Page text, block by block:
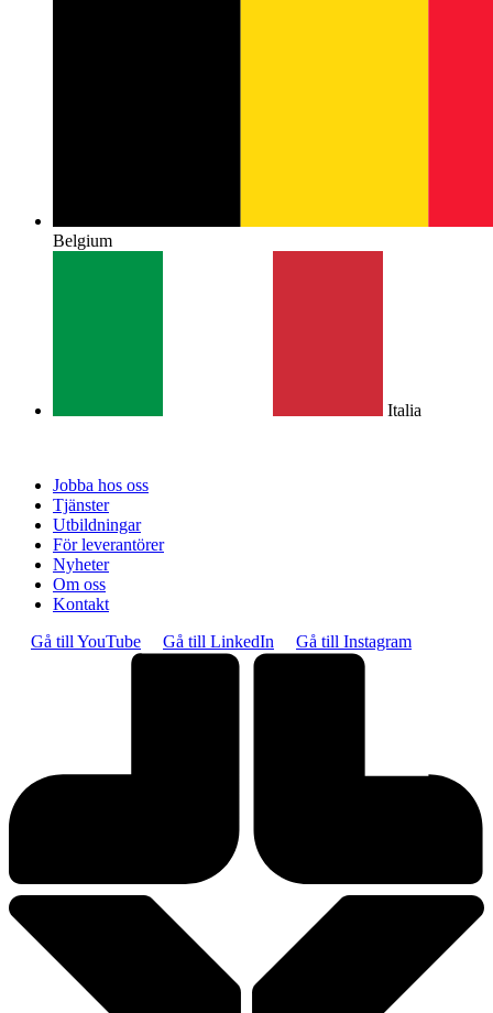
Belgium
Italia
Jobba hos oss
Tjänster
Utbildningar
För leverantörer
Nyheter
Om oss
Kontakt
Gå till YouTube
Gå till LinkedIn Gå till Instagram